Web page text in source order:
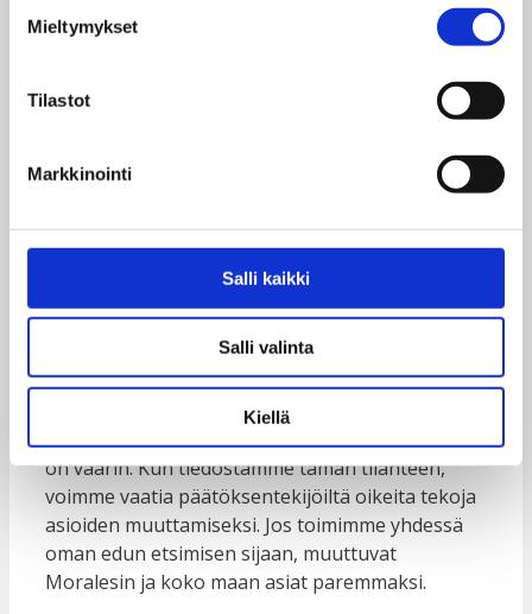
Mieltymykset
Tilastot
Markkinointi
Salli kaikki
Salli valinta
Kiellä
helppo päästä.
kouluttajina muille nuorille. Olen huomannut,
yhä useammat rohkaistuvat saamansa tiedon
avulla. Nuorille pitäisi jakaa tietoa, jotta he
voisivat tulla kuulluksi ja osallistua
päätöksentekoon. Toisaalta ongelmista on tullut
arkipäivää niin, että emme aina edes tajua mikä
on väärin. Kun tiedostamme tämän tilanteen,
voimme vaatia päätöksentekijöiltä oikeita tekoja
asioiden muuttamiseksi. Jos toimimme yhdessä
oman edun etsimisen sijaan, muuttuvat
Moralesin ja koko maan asiat paremmaksi.